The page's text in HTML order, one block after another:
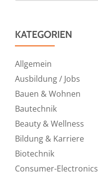
KATEGORIEN
Allgemein
Ausbildung / Jobs
Bauen & Wohnen
Bautechnik
Beauty & Wellness
Bildung & Karriere
Biotechnik
Consumer-Electronics